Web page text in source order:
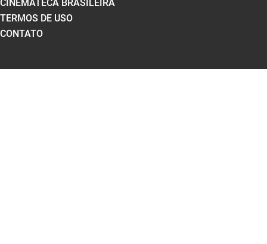
CINEMATECA BRASILEIRA
TERMOS DE USO
CONTATO